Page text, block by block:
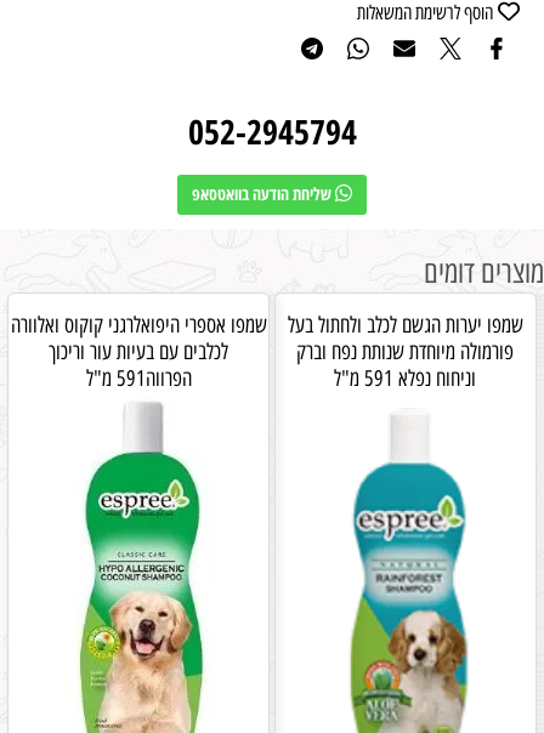
הוסף לרשימת המשאלות
052-2945794
שליחת הודעה בוואטסאפ
מוצרים דומים
שמפו יערות הגשם לכלב ולחתול בעל
פורמולה מיוחדת שנותת נפח וברק
וניחוח נפלא 591 מ"ל
שמפו אספרי היפואלרגני קוקוס ואלוורה
לכלבים עם בעיות עור וריכוך
הפרווה591 מ"ל